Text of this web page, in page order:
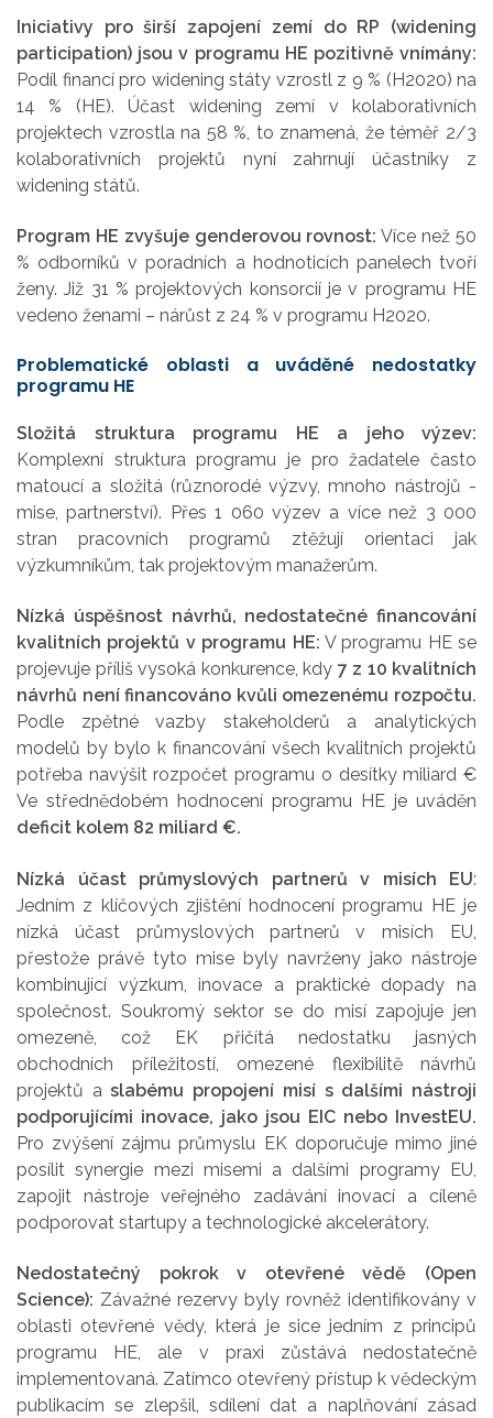
Iniciativy pro širší zapojení zemí do RP (widening
participation) jsou v programu HE pozitivně vnímány:
Podíl financí pro widening státy vzrostl z 9 % (H2020) na
14 % (HE). Účast widening zemí v kolaborativních
projektech vzrostla na 58 %, to znamená, že téměř 2/3
kolaborativních projektů nyní zahrnují účastníky z
widening států.
Program HE zvyšuje genderovou rovnost: Více než 50
% odborníků v poradních a hodnoticích panelech tvoří
ženy. Již 31 % projektových konsorcií je v programu HE
vedeno ženami – nárůst z 24 % v programu H2020.
Problematické oblasti a uváděné nedostatky
programu HE
Složitá struktura programu HE a jeho výzev:
Komplexní struktura programu je pro žadatele často
matoucí a složitá (různorodé výzvy, mnoho nástrojů -
mise, partnerství). Přes 1 060 výzev a více než 3 000
stran pracovních programů ztěžují orientaci jak
výzkumníkům, tak projektovým manažerům.
Nízká úspěšnost návrhů, nedostatečné financování
kvalitních projektů v programu HE: V programu HE se
projevuje příliš vysoká konkurence, kdy 7 z 10 kvalitních
návrhů není financováno kvůli omezenému rozpočtu.
Podle zpětné vazby stakeholderů a analytických
modelů by bylo k financování všech kvalitních projektů
potřeba navýšit rozpočet programu o desítky miliard €
Ve střednědobém hodnocení programu HE je uváděn
deficit kolem 82 miliard €.
Nízká účast průmyslových partnerů v misích EU:
Jedním z klíčových zjištění hodnocení programu HE je
nízká účast průmyslových partnerů v misích EU,
přestože právě tyto mise byly navrženy jako nástroje
kombinující výzkum, inovace a praktické dopady na
společnost. Soukromý sektor se do misí zapojuje jen
omezeně, což EK přičítá nedostatku jasných
obchodních příležitostí, omezené flexibilitě návrhů
projektů aslabému propojení misí s dalšími nástroji
podporujícími inovace, jako jsou EIC nebo InvestEU.
Pro zvýšení zájmu průmyslu EK doporučuje mimo jiné
posílit synergie mezi misemi a dalšími programy EU,
zapojit nástroje veřejného zadávání inovací a cíleně
podporovat startupy a technologické akcelerátory.
Nedostatečný pokrok v otevřené vědě (Open
Science): Závažné rezervy byly rovněž identifikovány v
oblasti otevřené vědy, která je sice jedním z principů
programu HE, ale v praxi zůstává nedostatečně
implementovaná. Zatímco otevřený přístup k vědeckým
publikacím se zlepšil, sdílení dat a naplňování zásad